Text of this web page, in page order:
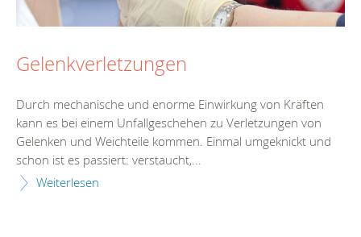
Gelenkverletzungen
Durch mechanische und enorme Einwirkung von Kräften
kann es bei einem Unfallgeschehen zu Verletzungen von
Gelenken und Weichteile kommen. Einmal umgeknickt und
schon ist es passiert: verstaucht,...
Weiterlesen